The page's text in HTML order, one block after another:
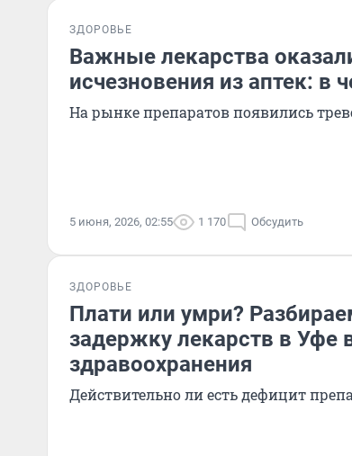
ЗДОРОВЬЕ
Важные лекарства
исчезновения из аптек: в
На рынке препаратов появились
5 июня, 2026, 02:55 1 170 Обсудить
ЗДОРОВЬЕ
Плати или умри?
задержку лекарств в Уфе
здравоохранения
Действительно ли есть дефицит